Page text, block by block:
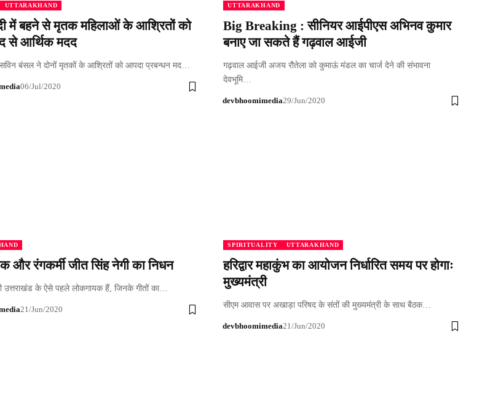
UTTARAKHAND
में बहने से मृतक महिलाओं के आश्रितों को
से आर्थिक मदद
सविन बंसल ने दोनों मृतकों के आश्रितों को आपदा प्रबन्धन मद…
06/Jul/2020
UTTARAKHAND
Big Breaking : सीनियर आईपीएस अभिनव कुमार
बनाए जा सकते हैं गढ़वाल आईजी
गढ़वाल आईजी अजय रौतेला को कुमाऊं मंडल का चार्ज देने की संभावना
देवभूमि…
devbhoomimedia29/Jun/2020
और रंगकर्मी जीत सिंह नेगी का निधन
उत्तराखंड के ऐसे पहले लोकगायक हैं, जिनके गीतों का…
21/Jun/2020
SPIRITUALITY UTTARAKHAND
हरिद्वार महाकुंभ का आयोजन निर्धारित समय पर होगाः
मुख्यमंत्री
सीएम आवास पर अखाड़ा परिषद के संतों की मुख्यमंत्री के साथ बैठक…
devbhoomimedia21/Jun/2020